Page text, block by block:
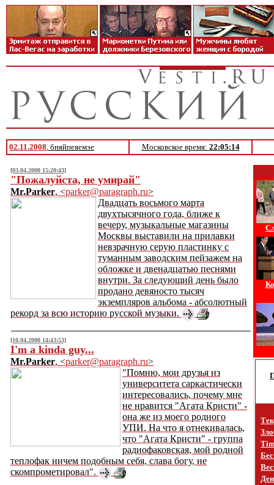
02.11.2008, бняйпеяемэе Московское время: 22:05:14
[03.04.2000 15:20:43]
"Пожалуйста, не умирай"
Mr.Parker, <parker@paragraph.ru>
Двадцать восьмого марта
двухтысячного года, ближе к
вечеру, музыкальные магазины
Москвы выставили на прилавки
невзрачную серую пластинку с
туманным заводским пейзажем на
обложке и двенадцатью песнями
внутри. За следующий день было
продано девяносто тысяч
экземпляров альбома - абсолютный
рекорд за всю историю русской музыки.
[10.04.2000 14:43:53]
I'm a kinda guy...
Mr.Parker, <parker@paragraph.ru>
"Помню, мои друзья из
университета саркастически
интересовались, почему мне
не нравится "Агата Кристи" -
она же из моего родного
УПИ. На что я отнекивалась,
что "Агата Кристи" - группа
радиофаковская, мой родной
теплофак ничем подобным себя, слава богу, не
скомпрометировал".